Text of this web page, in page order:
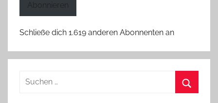
Abonnieren
Schließe dich 1.619 anderen Abonnenten an
Suchen